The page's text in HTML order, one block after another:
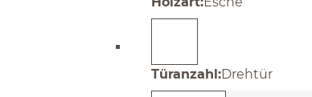
Türanzahlauswählen
:Drehtür